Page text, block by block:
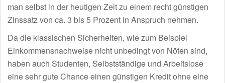
man selbst in der heutigen Zeit zu einem recht günstigen
Zinssatz von ca. 3 bis 5 Prozent in Anspruch nehmen.
Da die klassischen Sicherheiten, wie zum Beispiel
Einkommensnachweise nicht unbedingt von Nöten sind,
haben auch Studenten, Selbstständige und Arbeitslose
eine sehr gute Chance einen günstigen Kredit ohne eine